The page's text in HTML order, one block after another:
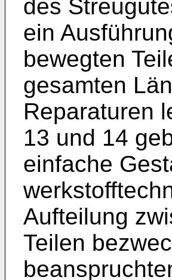
des
ein
bewegten
gesamten
Reparaturen
13 und 14
einfache
Aufteilung
Teilen